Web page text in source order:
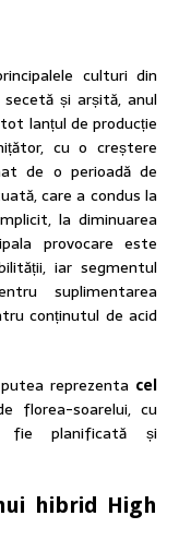
culturi din
și arșită, anul
lanțul de producție
cu o creștere
de o perioadă de
care a condus la
la diminuarea
provocare este
iar segmentul
suplimentarea
conținutul de acid
reprezenta cel
florea-soarelui, cu
fie planificată și
hibrid High